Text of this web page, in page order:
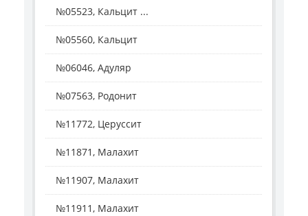
№05523, Кальцит ...
№05560, Кальцит
№06046, Адуляр
№07563, Родонит
№11772, Церуссит
№11871, Малахит
№11907, Малахит
№11911, Малахит